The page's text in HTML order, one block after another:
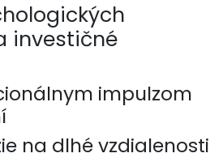
investičné
impulzom
na dlhé vzdialenosti